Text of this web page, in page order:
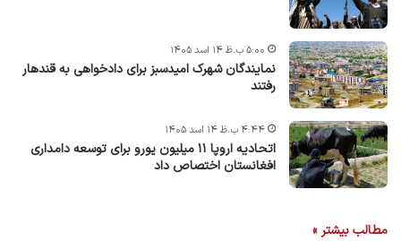
نمایندگان شهرک امید‌سبز برای دادخواهی به قندهار
رفتند
۵:۰۰ ب.ظ ۱۴ اسد ۱۴۰۵
اتحادیه اروپا ۱۱ میلیون یورو برای توسعه دامداری
افغانستان اختصاص داد
۴:۴۴ ب.ظ ۱۴ اسد ۱۴۰۵
مطالب بیشتر »